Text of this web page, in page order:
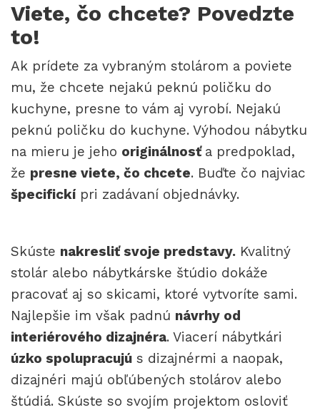
Viete, čo chcete? Povedzte
to!
Ak prídete za vybraným stolárom a poviete
mu, že chcete nejakú peknú poličku do
kuchyne, presne to vám aj vyrobí. Nejakú
peknú poličku do kuchyne. Výhodou nábytku
na mieru je jeho originálnosť a predpoklad,
že presne viete, čo chcete. Buďte čo najviac
špecifickípri zadávaní objednávky.
Skúste nakresliť svoje predstavy. Kvalitný
stolár alebo nábytkárske štúdio dokáže
pracovať aj so skicami, ktoré vytvoríte sami.
Najlepšie im však padnú návrhy od
interiérového dizajnéra. Viacerí nábytkári
úzko spolupracujú s dizajnérmi a naopak,
dizajnéri majú obľúbených stolárov alebo
štúdiá. Skúste so svojím projektom osloviť